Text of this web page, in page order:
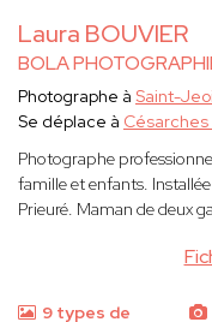
Laura BOUVIER
BOLA
Photographe à Saint-
Se déplace à
Photographe
famille et enfants.
Prieuré. Maman de deux
9 types de